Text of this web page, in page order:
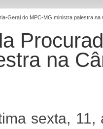
Geral do MPC-MG ministra palestra na
na
sexta,